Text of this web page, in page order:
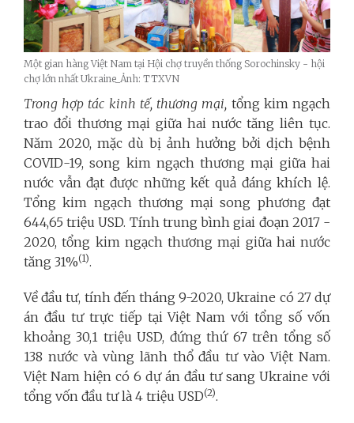
Một gian hàng Việt Nam tại Hội chợ truyền thống Sorochinsky - hội
chợ lớn nhất Ukraine_Ảnh: TTXVN
Trong hợp tác kinh tế, thương mại, tổng kim ngạch
trao đổi thương mại giữa hai nước tăng liên tục.
Năm 2020, mặc dù bị ảnh hưởng bởi dịch bệnh
COVID-19, song kim ngạch thương mại giữa hai
nước vẫn đạt được những kết quả đáng khích lệ.
Tổng kim ngạch thương mại song phương đạt
644,65 triệu USD. Tính trung bình giai đoạn 2017 -
2020, tổng kim ngạch thương mại giữa hai nước
tăng 31%(1).
Về đầu tư, tính đến tháng 9-2020, Ukraine có 27 dự
án đầu tư trực tiếp tại Việt Nam với tổng số vốn
khoảng 30,1 triệu USD, đứng thứ 67 trên tổng số
138 nước và vùng lãnh thổ đầu tư vào Việt Nam.
Việt Nam hiện có 6 dự án đầu tư sang Ukraine với
tổng vốn đầu tư là 4 triệu USD(2).